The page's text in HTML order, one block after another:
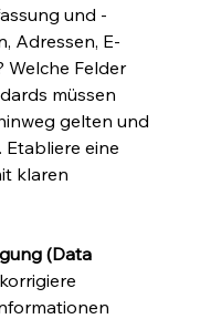
und -
Adressen, E-
Welche Felder
müssen
gelten und
eine
klaren
(Data